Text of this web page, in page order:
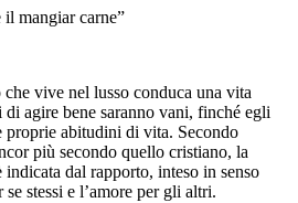
mangiar carne”
vive nel lusso conduca una vita
agire bene saranno vani, finché egli
proprie abitudini di vita. Secondo
più secondo quello cristiano, la
dal rapporto, inteso in senso
stessi e l’amore per gli altri.